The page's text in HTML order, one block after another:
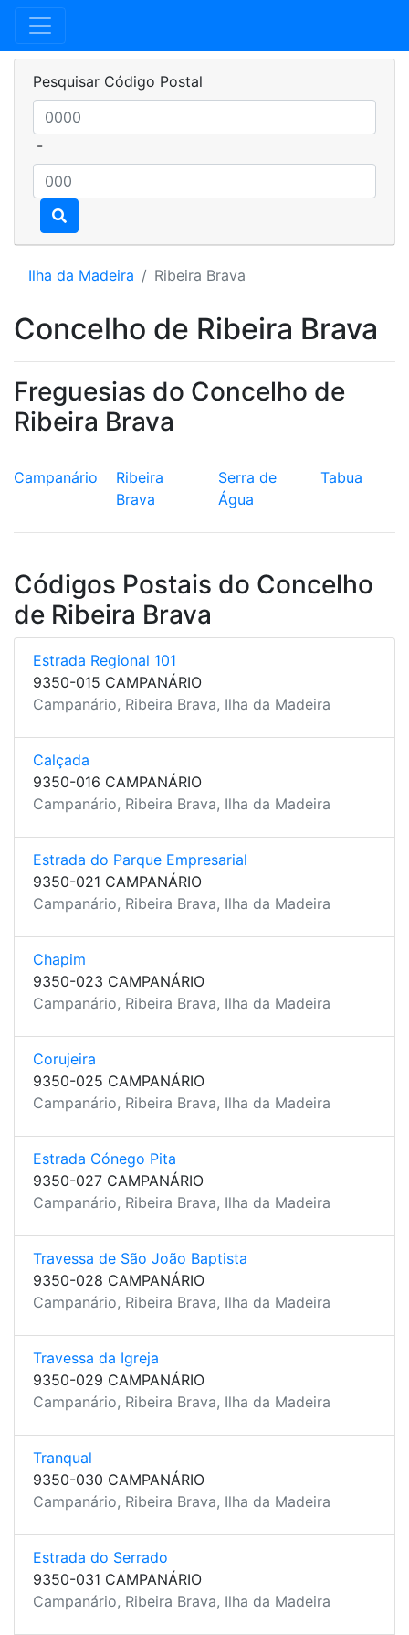
Pesquisar Código Postal
-
Ilha da Madeira Ribeira Brava
Concelho de Ribeira Brava
Freguesias do Concelho de
Ribeira Brava
Campanário
Ribeira
Brava
Serra de
Água
Tabua
Códigos Postais do Concelho
de Ribeira Brava
Estrada Regional 101
9350-015 CAMPANÁRIO
Campanário, Ribeira Brava, Ilha da Madeira
Calçada
9350-016 CAMPANÁRIO
Campanário, Ribeira Brava, Ilha da Madeira
Estrada do Parque Empresarial
9350-021 CAMPANÁRIO
Campanário, Ribeira Brava, Ilha da Madeira
Chapim
9350-023 CAMPANÁRIO
Campanário, Ribeira Brava, Ilha da Madeira
Corujeira
9350-025 CAMPANÁRIO
Campanário, Ribeira Brava, Ilha da Madeira
Estrada Cónego Pita
9350-027 CAMPANÁRIO
Campanário, Ribeira Brava, Ilha da Madeira
Travessa de São João Baptista
9350-028 CAMPANÁRIO
Campanário, Ribeira Brava, Ilha da Madeira
Travessa da Igreja
9350-029 CAMPANÁRIO
Campanário, Ribeira Brava, Ilha da Madeira
Tranqual
9350-030 CAMPANÁRIO
Campanário, Ribeira Brava, Ilha da Madeira
Estrada do Serrado
9350-031 CAMPANÁRIO
Campanário, Ribeira Brava, Ilha da Madeira